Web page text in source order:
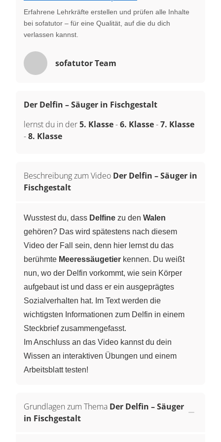
Erfahrene Lehrkräfte erstellen und prüfen alle Inhalte
bei sofatutor – für eine Qualität, auf die du dich
verlassen kannst.
sofatutor Team
Der Delfin – Säuger in Fischgestalt
lernst du in der5. Klasse-6. Klasse-7. Klasse
-8. Klasse
Beschreibung zum Video Der Delfin – Säuger in
Fischgestalt
Wusstest du, dass Delfine zu den Walen
gehören? Das wird spätestens nach diesem
Video der Fall sein, denn hier lernst du das
berühmte Meeressäugetier kennen. Du weißt
nun, wo der Delfin vorkommt, wie sein Körper
aufgebaut ist und dass er ein ausgeprägtes
Sozialverhalten hat. Im Text werden die
wichtigsten Informationen zum Delfin in einem
Steckbrief zusammengefasst.
Im Anschluss an das Video kannst du dein
Wissen an interaktiven Übungen und einem
Arbeitsblatt testen!
Grundlagen zum Thema Der Delfin – Säuger
in Fischgestalt